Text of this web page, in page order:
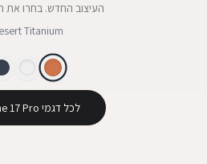
העיצוב החדש. בחרו את
Titanium
לכל דגמי iPhone 17 Pro